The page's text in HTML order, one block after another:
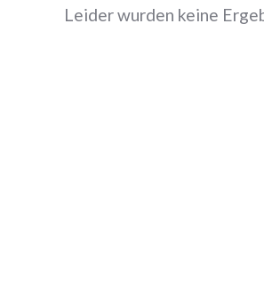
Leider wurden keine